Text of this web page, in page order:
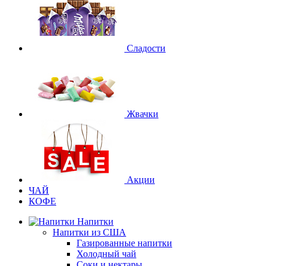
Сладости
Жвачки
Акции
ЧАЙ
КОФЕ
Напитки
Напитки из США
Газированные напитки
Холодный чай